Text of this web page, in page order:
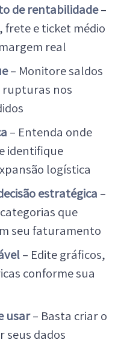
de rentabilidade–
frete e ticket médio
real
– Monitore saldos
rupturas nos
– Entenda onde
identifique
logística
estratégica –
que
seu faturamento
– Edite gráficos,
conforme sua
usar– Basta criar o
seus dados